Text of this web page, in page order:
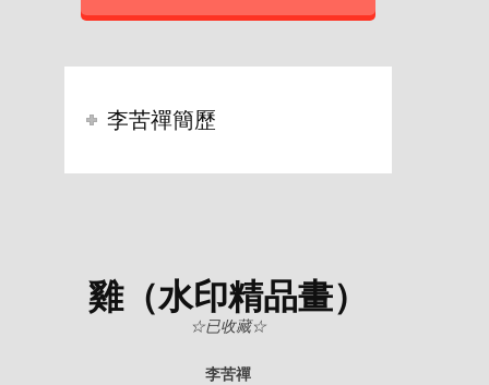
李苦禪簡歷
雞（水印精品畫）
☆已收藏☆
李苦禪